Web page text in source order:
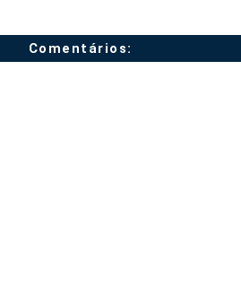
Comentários: